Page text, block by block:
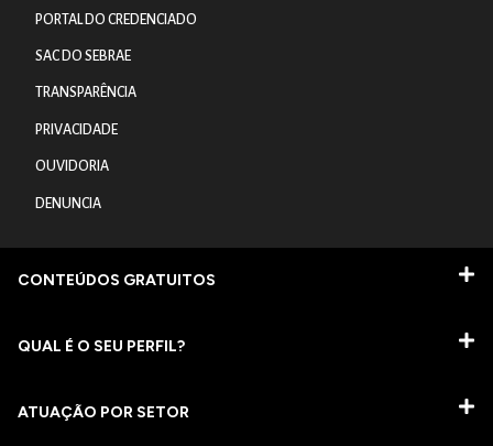
PORTAL DO CREDENCIADO
SAC DO SEBRAE
TRANSPARÊNCIA
PRIVACIDADE
OUVIDORIA
DENUNCIA
CONTEÚDOS GRATUITOS
QUAL É O SEU PERFIL?
ATUAÇÃO POR SETOR